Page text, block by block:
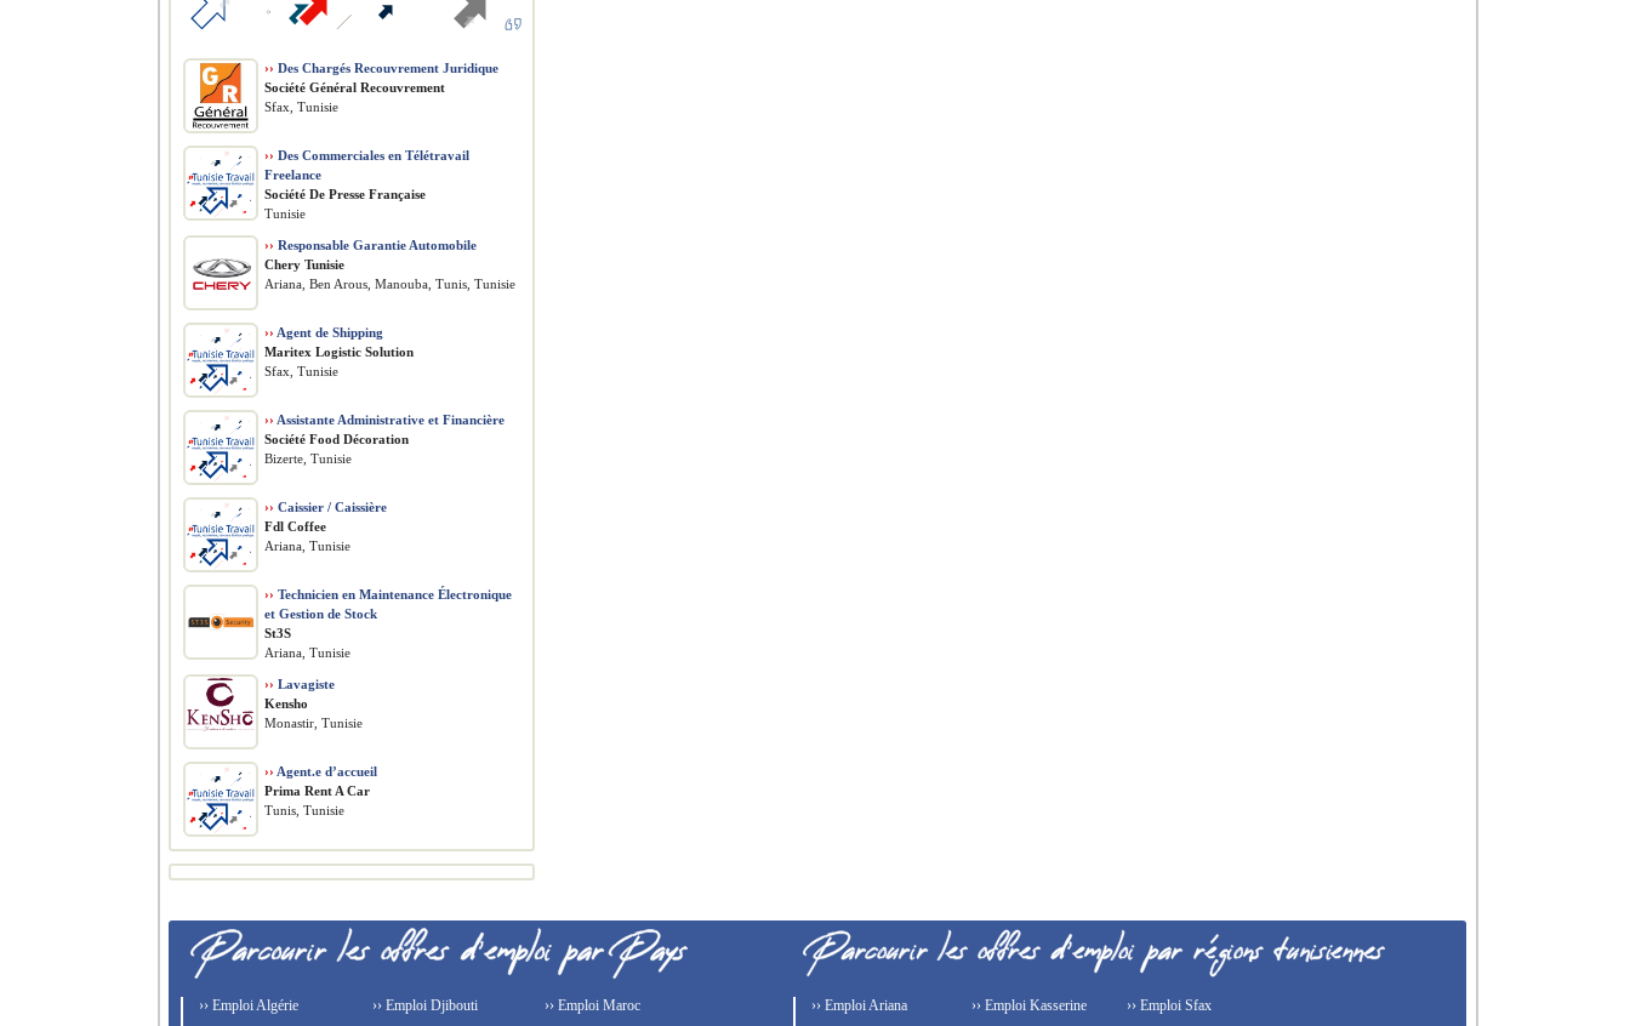
›› Des Chargés Recouvrement Juridique
Société Général Recouvrement
Sfax, Tunisie
›› Des Commerciales en Télétravail
Freelance
Société De Presse Française
Tunisie
›› Responsable Garantie Automobile
Chery Tunisie
Ariana, Ben Arous, Manouba, Tunis, Tunisie
›› Agent de Shipping
Maritex Logistic Solution
Sfax, Tunisie
›› Assistante Administrative et Financière
Société Food Décoration
Bizerte, Tunisie
›› Caissier / Caissière
Fdl Coffee
Ariana, Tunisie
›› Technicien en Maintenance Électronique
et Gestion de Stock
St3S
Ariana, Tunisie
›› Lavagiste
Kensho
Monastir, Tunisie
›› Agent.e d’accueil
Prima Rent A Car
Tunis, Tunisie
›› Emploi Algérie
›› Emploi Djibouti
›› Emploi Maroc
›› Emploi Ariana
›› Emploi Kasserine
›› Emploi Sfax